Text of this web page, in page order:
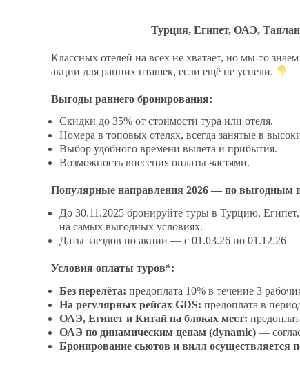
Турция, Египет, ОАЭ,
Классных отелей на всех не хватает, но мы-то
акции для ранних пташек, если ещё не успели.
Выгоды раннего бронирования:
Скидки до 35% от стоимости тура или отеля.
Номера в топовых отелях, всегда занятые в
Выбор удобного времени вылета и прибытия.
Возможность внесения оплаты частями.
Популярные направления 2026 — по выгодным
До 30.11.2025 бронируйте туры в Турцию,
на самых выгодных условиях.
Даты заездов по акции — с 01.03.26 по 01.12.26
Условия оплаты туров*:
Без перелёта: предоплата 10% в течение 3
На регулярных рейсах GDS:предоплата в
ОАЭ, Египет и Китай на блоках мест:
ОАЭ по динамическим ценам (dynamic) —
Бронирование сьютов и вилл осуществляется